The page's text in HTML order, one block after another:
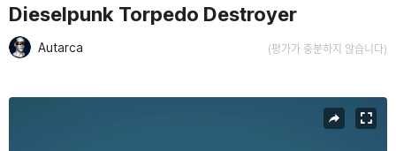
Dieselpunk Torpedo Destroyer
Autarca (평가가 충분하지 않습니다)